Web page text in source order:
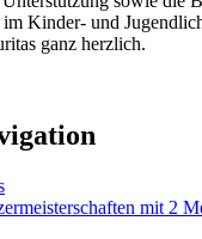
Kinder- und
ganz herzlich.
mit 2